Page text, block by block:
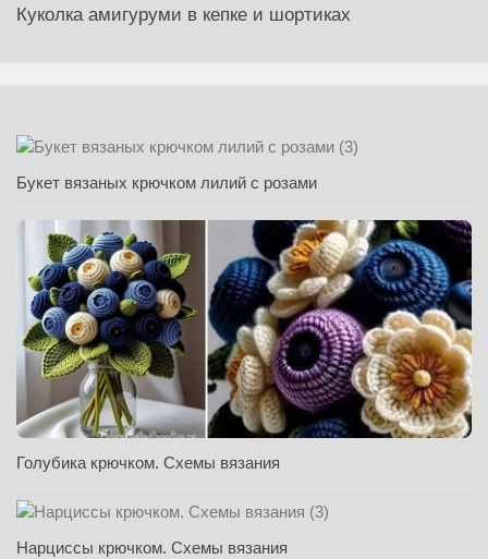
Куколка амигуруми в кепке и шортиках
Букет вязаных крючком лилий с розами
Голубика крючком. Схемы вязания
Нарциссы крючком. Схемы вязания